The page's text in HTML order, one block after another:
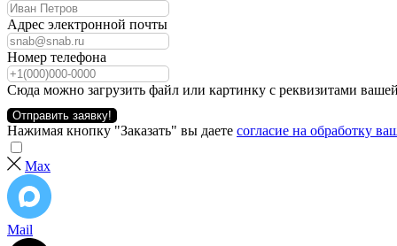
Адрес электронной почты
Номер телефона
Сюда можно загрузить файл или картинку с реквизитами
Отправить заявку!
Нажимая кнопку "Заказать" вы даете согласие на обработку
Max
Mail